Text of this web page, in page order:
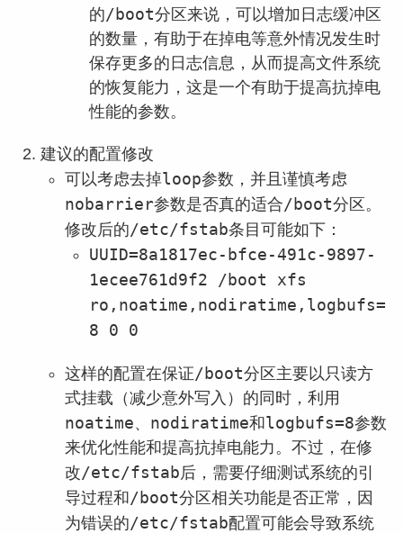
的/boot分区来说，可以增加日志缓冲区
的数量，有助于在掉电等意外情况发生时
保存更多的日志信息，从而提高文件系统
的恢复能力，这是一个有助于提高抗掉电
性能的参数。
建议的配置修改
可以考虑去掉loop参数，并且谨慎考虑
nobarrier参数是否真的适合/boot分区。
修改后的/etc/fstab条目可能如下：
UUID=8a1817ec-bfce-491c-9897-
1ecee761d9f2 /boot xfs
ro,noatime,nodiratime,logbufs=
8 0 0
这样的配置在保证/boot分区主要以只读方
式挂载（减少意外写入）的同时，利用
noatime、 nodiratime和logbufs=8参数
来优化性能和提高抗掉电能力。不过，在修
改/etc/fstab后，需要仔细测试系统的引
导过程和/boot分区相关功能是否正常，因
为错误的/etc/fstab配置可能会导致系统